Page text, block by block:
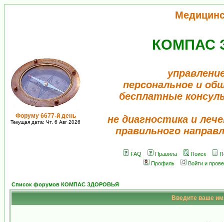
Форуму 6677-й день
Текущая дата: Чт, 6 Авг 2026
КОМПАС
персональное и
бесплатные
не диагностика и
правильного
FAQ Правила Поиск
Профиль
Войти и
Список форумов КОМПАС ЗДОРОВЬЯ
Введите ваше